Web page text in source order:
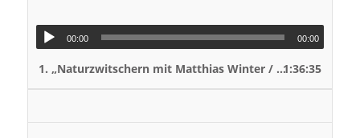
00:00 00:00
1. „Naturzwitschern mit Matthias Winter / Stadtimker in Hannover“ 1:36:35